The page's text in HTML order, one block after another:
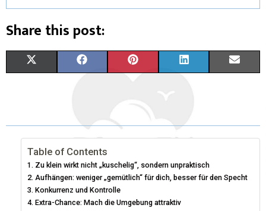
Share this post:
W
T
T
E
O
O
T
R
K
D
I
Table of Contents
Zu klein wirkt nicht „kuschelig“, sondern unpraktisch
Aufhängen: weniger „gemütlich“ für dich, besser für den Specht
Konkurrenz und Kontrolle
Extra-Chance: Mach die Umgebung attraktiv